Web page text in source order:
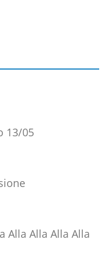
13/05
Alla Alla Alla Alla